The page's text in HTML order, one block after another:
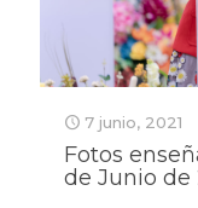
7 junio, 2021
Fotos
de Junio de